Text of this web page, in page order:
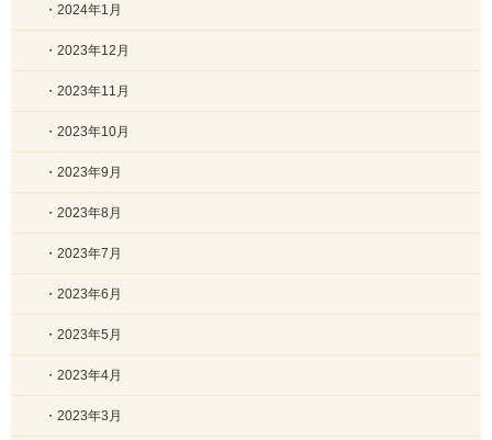
・2024年1月
・2023年12月
・2023年11月
・2023年10月
・2023年9月
・2023年8月
・2023年7月
・2023年6月
・2023年5月
・2023年4月
・2023年3月